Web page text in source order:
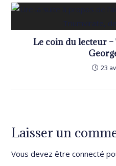
Le coin du lecteur
23
Laisser un
Vous devez êtreconnecté